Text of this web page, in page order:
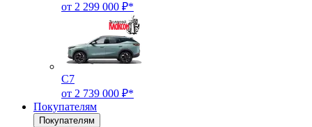
от 2 299 000 ₽*
C7
от 2 739 000 ₽*
Покупателям
Покупателям